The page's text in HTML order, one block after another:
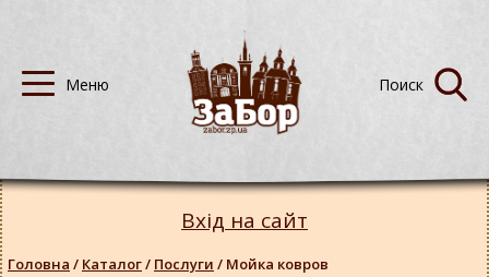
Вхід на сайт
Головна / Каталог/ Послуги / Мойка ковров